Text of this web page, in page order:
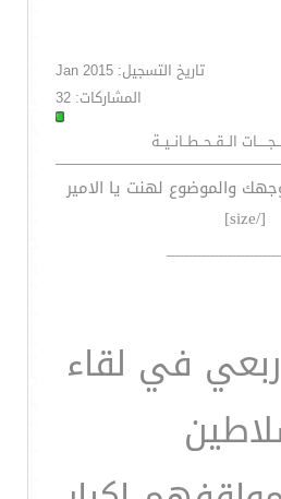
تاريخ التسجيل: Jan 2015
المشاركات: 32
الــقــحــطــانــيــة
[/size]
ربعي في لقاء